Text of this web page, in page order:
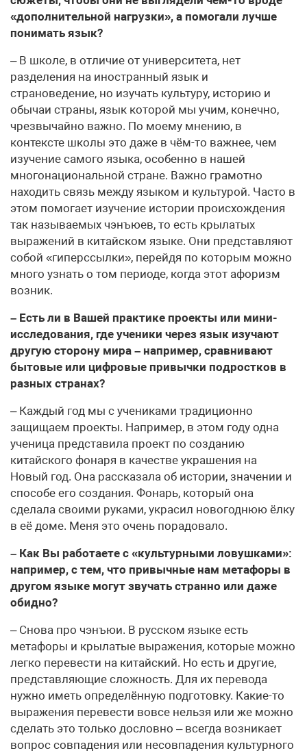
«дополнительной нагрузки», а помогали лучше
понимать язык?
– В школе, в отличие от университета, нет
разделения на иностранный язык и
страноведение, но изучать культуру, историю и
обычаи страны, язык которой мы учим, конечно,
чрезвычайно важно. По моему мнению, в
контексте школы это даже в чём-то важнее, чем
изучение самого языка, особенно в нашей
многонациональной стране. Важно грамотно
находить связь между языком и культурой. Часто в
этом помогает изучение истории происхождения
так называемых чэнъюев, то есть крылатых
выражений в китайском языке. Они представляют
собой «гиперссылки», перейдя по которым можно
много узнать о том периоде, когда этот афоризм
возник.
– Есть ли в Вашей практике проекты или мини-
исследования, где ученики через язык изучают
другую сторону мира – например, сравнивают
бытовые или цифровые привычки подростков в
разных странах?
– Каждый год мы с учениками традиционно
защищаем проекты. Например, в этом году одна
ученица представила проект по созданию
китайского фонаря в качестве украшения на
Новый год. Она рассказала об истории, значении и
способе его создания. Фонарь, который она
сделала своими руками, украсил новогоднюю ёлку
в её доме. Меня это очень порадовало.
– Как Вы работаете с «культурными ловушками»:
например, с тем, что привычные нам метафоры в
другом языке могут звучать странно или даже
обидно?
– Снова про чэнъюи. В русском языке есть
метафоры и крылатые выражения, которые можно
легко перевести на китайский. Но есть и другие,
представляющие сложность. Для их перевода
нужно иметь определённую подготовку. Какие-то
выражения перевести вовсе нельзя или же можно
сделать это только дословно – всегда возникает
вопрос совпадения или несовпадения культурного